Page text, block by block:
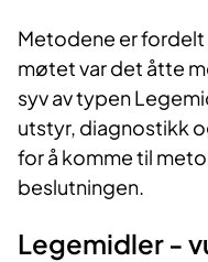
Metodene er
møtet var det åtte
syv ​av typen
utstyr, diagnostikk
for å komme til
beslutningen.
Legemidler -